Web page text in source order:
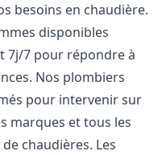
besoins en chaudière.
disponibles
7j/7 pour répondre à
Nos plombiers
pour intervenir sur
marques et tous les
chaudières. Les